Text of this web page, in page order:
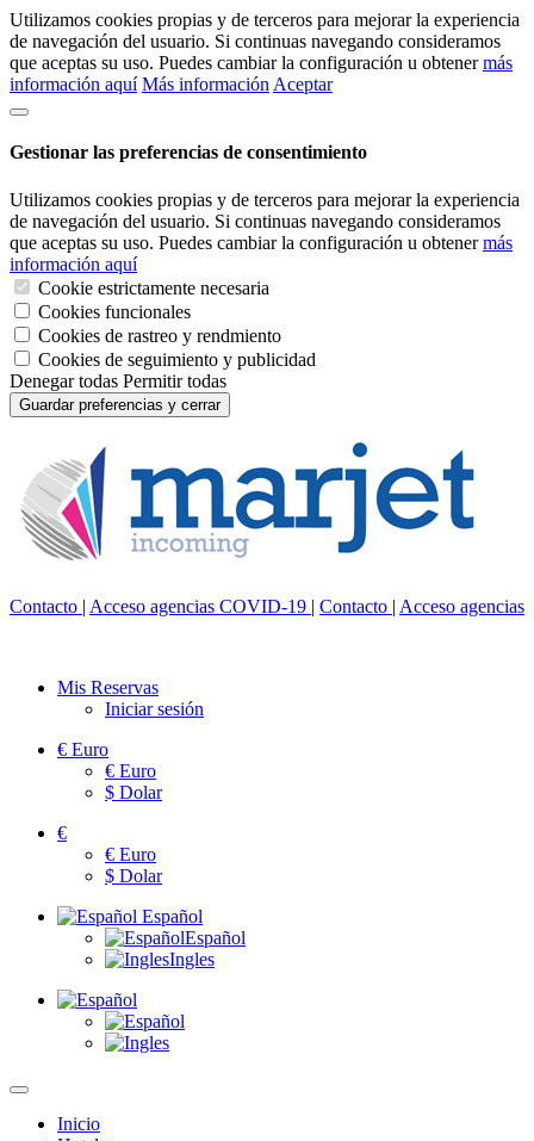
Utilizamos cookies propias y de terceros para mejorar la experiencia
de navegación del usuario. Si continuas navegando consideramos
que aceptas su uso. Puedes cambiar la configuración u obtenermás
información aquí Más información Aceptar
Gestionar las preferencias de consentimiento
Utilizamos cookies propias y de terceros para mejorar la experiencia
de navegación del usuario. Si continuas navegando consideramos
que aceptas su uso. Puedes cambiar la configuración u obtenermás
información aquí
Cookie estrictamente necesaria
Cookies funcionales
Cookies de rastreo y rendmiento
Cookies de seguimiento y publicidad
Denegar todas Permitir todas
Guardar preferencias y cerrar
Contacto | Acceso agencias COVID-19 | Contacto | Acceso agencias
Mis Reservas
Iniciar sesión
€ Euro
€ Euro
$ Dolar
€
€ Euro
$ Dolar
Español
Español
Ingles
Inicio